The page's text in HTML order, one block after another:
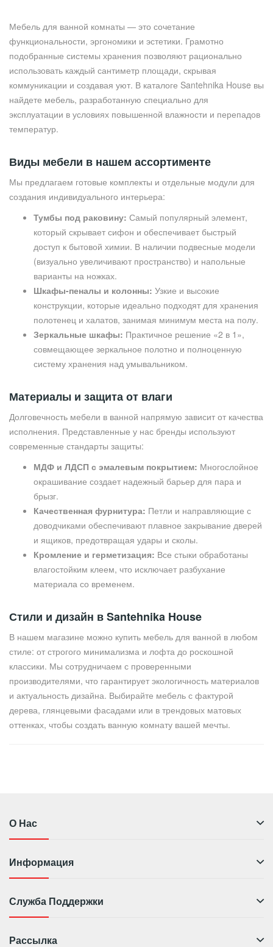
Мебель для ванной комнаты — это сочетание
функциональности, эргономики и эстетики. Грамотно
подобранные системы хранения позволяют рационально
использовать каждый сантиметр площади, скрывая
коммуникации и создавая уют. В каталоге Santehnika House вы
найдете мебель, разработанную специально для
эксплуатации в условиях повышенной влажности и перепадов
температур.
Виды мебели в нашем ассортименте
Мы предлагаем готовые комплекты и отдельные модули для
создания индивидуального интерьера:
Тумбы под раковину: Самый популярный элемент,
который скрывает сифон и обеспечивает быстрый
доступ к бытовой химии. В наличии подвесные модели
(визуально увеличивают пространство) и напольные
варианты на ножках.
Шкафы-пеналы и колонны: Узкие и высокие
конструкции, которые идеально подходят для хранения
полотенец и халатов, занимая минимум места на полу.
Зеркальные шкафы: Практичное решение «2 в 1»,
совмещающее зеркальное полотно и полноценную
систему хранения над умывальником.
Материалы и защита от влаги
Долговечность мебели в ванной напрямую зависит от качества
исполнения. Представленные у нас бренды используют
современные стандарты защиты:
МДФ и ЛДСП с эмалевым покрытием: Многослойное
окрашивание создает надежный барьер для пара и
брызг.
Качественная фурнитура: Петли и направляющие с
доводчиками обеспечивают плавное закрывание дверей
и ящиков, предотвращая удары и сколы.
Кромление и герметизация: Все стыки обработаны
влагостойким клеем, что исключает разбухание
материала со временем.
Стили и дизайн в Santehnika House
В нашем магазине можно купить мебель для ванной в любом
стиле: от строгого минимализма и лофта до роскошной
классики. Мы сотрудничаем с проверенными
производителями, что гарантирует экологичность материалов
и актуальность дизайна. Выбирайте мебель с фактурой
дерева, глянцевыми фасадами или в трендовых матовых
оттенках, чтобы создать ванную комнату вашей мечты.
О Нас
Информация
Служба Поддержки
Рассылка